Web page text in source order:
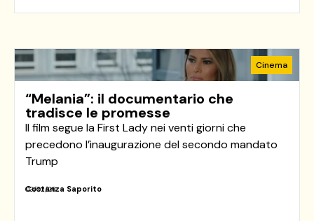
Cinema
“Melania”: il documentario che
tradisce le promesse
Il film segue la First Lady nei venti giorni che
precedono l’inaugurazione del secondo mandato
Trump
03/02/26
Costanza Saporito